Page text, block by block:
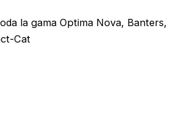
la gama Optima Nova, Banters,
Cat